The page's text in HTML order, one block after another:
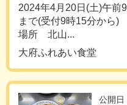
2024年4月20日(土)午前
まで(受付9時15分から)
場所 北山...
大府ふれあい食堂
公開日